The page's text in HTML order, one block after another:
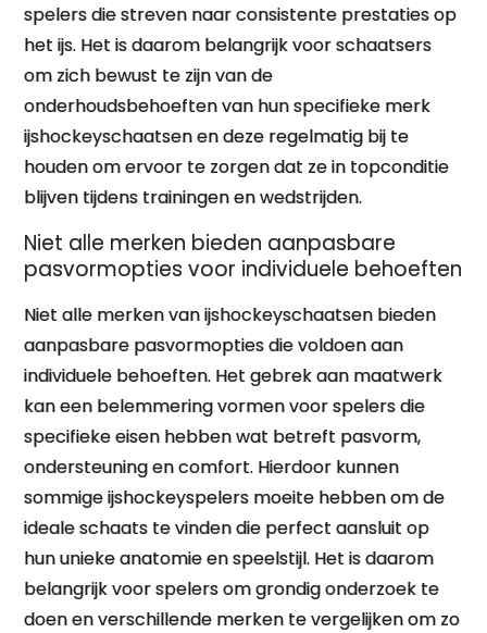
spelers die streven naar consistente prestaties op
het ijs. Het is daarom belangrijk voor schaatsers
om zich bewust te zijn van de
onderhoudsbehoeften van hun specifieke merk
ijshockeyschaatsen en deze regelmatig bij te
houden om ervoor te zorgen dat ze in topconditie
blijven tijdens trainingen en wedstrijden.
Niet alle merken bieden aanpasbare
pasvormopties voor individuele behoeften
Niet alle merken van ijshockeyschaatsen bieden
aanpasbare pasvormopties die voldoen aan
individuele behoeften. Het gebrek aan maatwerk
kan een belemmering vormen voor spelers die
specifieke eisen hebben wat betreft pasvorm,
ondersteuning en comfort. Hierdoor kunnen
sommige ijshockeyspelers moeite hebben om de
ideale schaats te vinden die perfect aansluit op
hun unieke anatomie en speelstijl. Het is daarom
belangrijk voor spelers om grondig onderzoek te
doen en verschillende merken te vergelijken om zo